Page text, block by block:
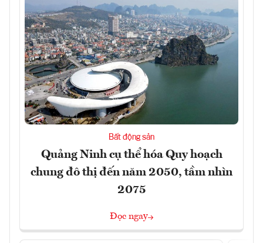
Bất động sản
Quảng Ninh cụ thể hóa Quy hoạch
chung đô thị đến năm 2050, tầm nhìn
2075
Đọc ngay